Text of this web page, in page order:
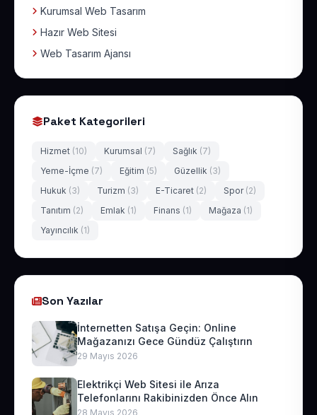
Kurumsal Web Tasarım
Hazır Web Sitesi
Web Tasarım Ajansı
Paket Kategorileri
Hizmet (10) Kurumsal (7) Sağlık (7)
Yeme-İçme (7) Eğitim (5) Güzellik (3)
Hukuk (3) Turizm (3) E-Ticaret (2) Spor (2)
Tanıtım (2) Emlak (1) Finans (1) Mağaza (1)
Yayıncılık (1)
Son Yazılar
İnternetten Satışa Geçin: Online
Mağazanızı Gece Gündüz Çalıştırın
29 Mayıs 2026
Elektrikçi Web Sitesi ile Arıza
Telefonlarını Rakibinizden Önce Alın
28 Mayıs 2026